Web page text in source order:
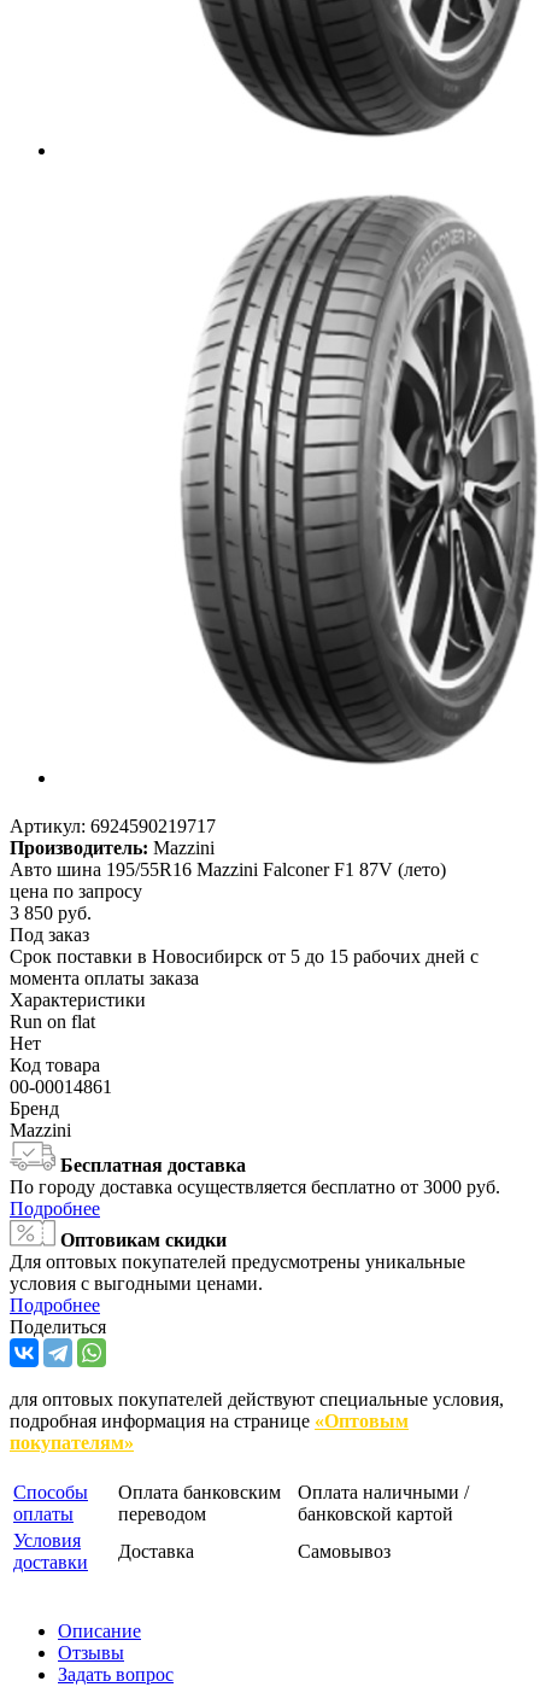
Артикул: 6924590219717
Производитель: Mazzini
Авто шина 195/55R16 Mazzini Falconer F1 87V (лето)
цена по запросу
3 850 руб.
Под заказ
Срок поставки в Новосибирск от 5 до 15 рабочих дней с
момента оплаты заказа
Характеристики
Run on flat
Нет
Код товара
00-00014861
Бренд
Mazzini
Бесплатная доставка
По городу доставка осуществляется бесплатно от 3000 руб.
Подробнее
Оптовикам скидки
Для оптовых покупателей предусмотрены уникальные
условия с выгодными ценами.
Подробнее
Поделиться
для оптовых покупателей действуют специальные условия,
подробная информация на странице «Оптовым
покупателям»
Способы
оплаты
Оплата банковским
переводом
Оплата наличными /
банковской картой
Условия
доставки
Доставка Самовывоз
Описание
Отзывы
Задать вопрос